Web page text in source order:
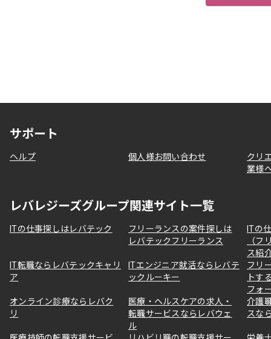
サポート
ヘルプ 個人様お問い合わせ
クリ
業様
レバレジーズグループ関連サイト一覧
ITの仕事探しはレバテック
フリーランスの案件探しは
レバテックフリーランス
ITの
（フ
ス紹
IT転職ならレバテックキャリ
ア
ITエンジニア就活ならレバテ
ックルーキー
フリ
トす
フォ
オンライン診療ならレバク
リ
医療・ヘルスケアの求人・
転職サービスならレバウェ
ル
介護
スな